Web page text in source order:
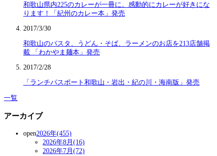
和歌山県内225のカレーが一冊に。感動的にカレーが好きにな
ります！「紀州のカレー本」発売
2017/3/30
和歌山のパスタ、うどん・そば、ラーメンのお店を213店舗掲
載 「わかやま麺本」発売
2017/2/28
「ランチパスポート和歌山・岩出・紀の川・海南版」発売
一覧
アーカイブ
open2026年(455)
2026年8月(16)
2026年7月(72)